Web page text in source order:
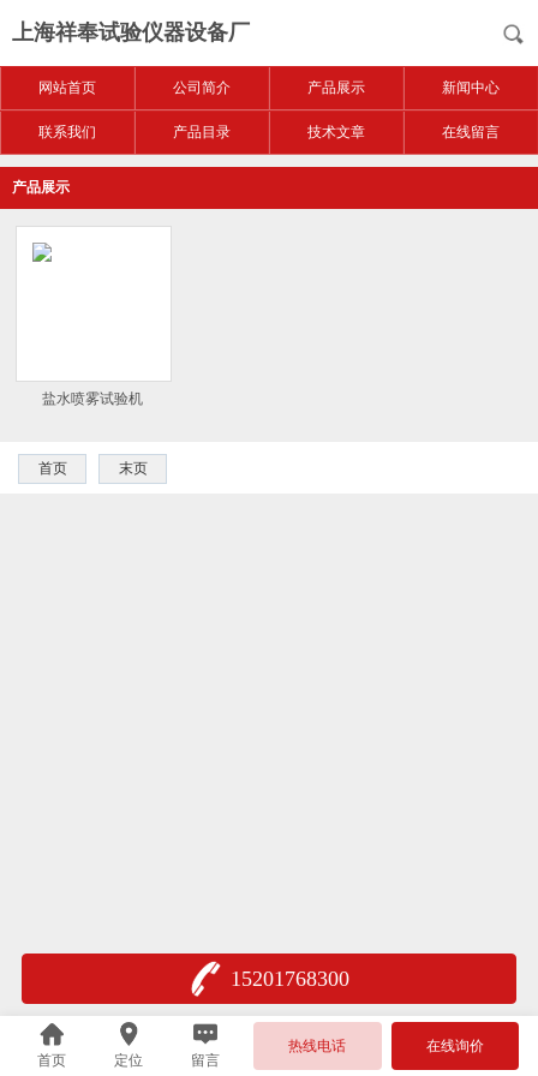
上海祥奉试验仪器设备厂
网站首页 公司简介 产品展示 新闻中心
联系我们 产品目录 技术文章 在线留言
产品展示
盐水喷雾试验机
首页 末页
15201768300
首页 定位 留言
热线电话 在线询价